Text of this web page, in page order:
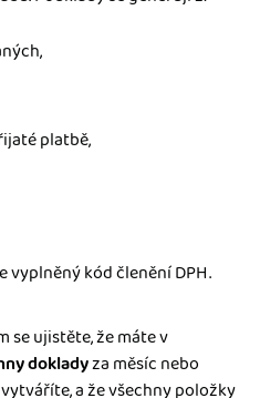
platbě,
vyplněný kód členění DPH.
se ujistěte, že máte v
dokladyza měsíc nebo
a že všechny položky